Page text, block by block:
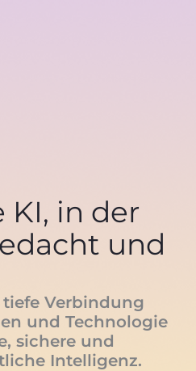
KI, in der
und
Verbindung
und Technologie
sichere und
Intelligenz.